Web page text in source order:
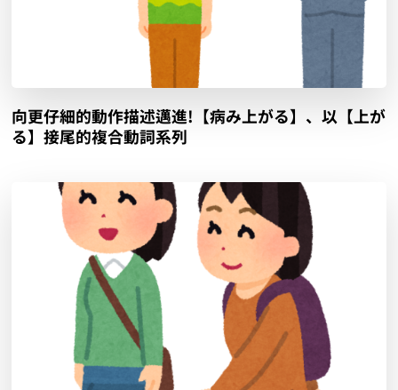
向更仔細的動作描述邁進!【病み上がる】、以【上が
る】接尾的複合動詞系列